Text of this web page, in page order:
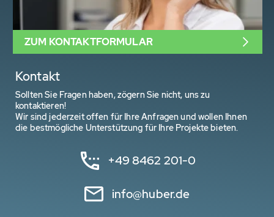
Kontakt
Sollten Sie Fragen haben, zögern Sie nicht, uns zu
kontaktieren!
Wir sind jederzeit offen für Ihre Anfragen und wollen Ihnen
die bestmögliche Unterstützung für Ihre Projekte bieten.
+49 8462 201-0
info@huber.de
ZUM KONTAKTFORMULAR